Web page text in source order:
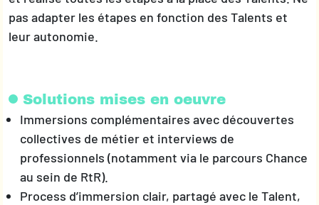
pas adapter les étapes en fonction des Talents et
leur autonomie.
Solutions mises en oeuvre
Immersions complémentaires avec découvertes
collectives de métier et interviews de
professionnels (notamment via le parcours Chance
au sein de RtR).
Process d’immersion clair, partagé avec le Talent,